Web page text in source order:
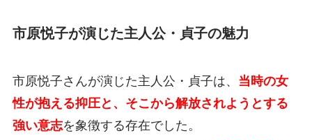
市原悦子が演じた主人公・貞子の魅力
市原悦子さんが演じた主人公・貞子は、 当時の女
性が抱える抑圧と、そこから解放されようとする
強い意志を象徴する存在でした。